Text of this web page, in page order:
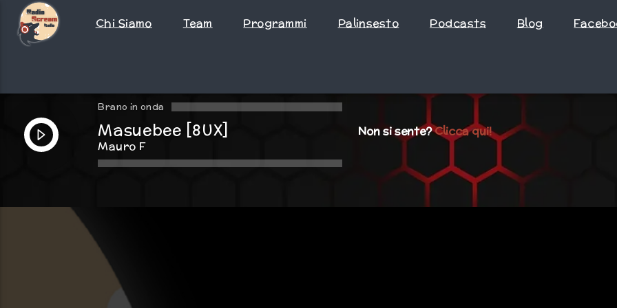
Chi Siamo Team Programmi Palinsesto Podcasts Blog
Brano in onda
Masuebee [8UX]
Mauro F
Non si sente?Clicca qui!